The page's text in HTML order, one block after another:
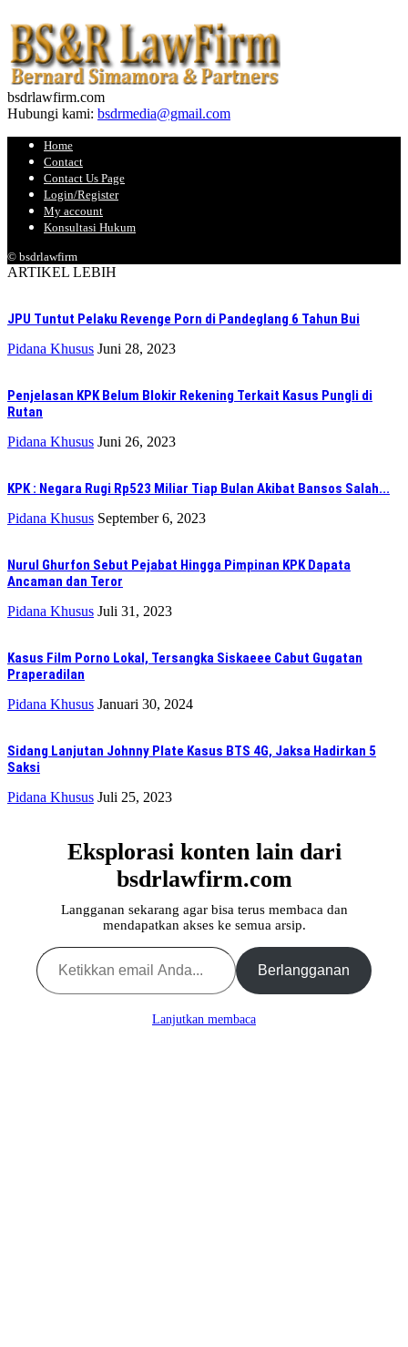
bsdrlawfirm.com
Hubungi kami: bsdrmedia@gmail.com
Home
Contact
Contact Us Page
Login/Register
My account
Konsultasi Hukum
© bsdrlawfirm
ARTIKEL LEBIH
JPU Tuntut Pelaku Revenge Porn di Pandeglang 6 Tahun Bui
Pidana Khusus Juni 28, 2023
Penjelasan KPK Belum Blokir Rekening Terkait Kasus Pungli di
Rutan
Pidana Khusus Juni 26, 2023
KPK : Negara Rugi Rp523 Miliar Tiap Bulan Akibat Bansos Salah...
Pidana Khusus September 6, 2023
Nurul Ghurfon Sebut Pejabat Hingga Pimpinan KPK Dapata
Ancaman dan Teror
Pidana Khusus Juli 31, 2023
Kasus Film Porno Lokal, Tersangka Siskaeee Cabut Gugatan
Praperadilan
Pidana Khusus Januari 30, 2024
Sidang Lanjutan Johnny Plate Kasus BTS 4G, Jaksa Hadirkan 5
Saksi
Pidana Khusus Juli 25, 2023
Eksplorasi konten lain dari
bsdrlawfirm.com
Langganan sekarang agar bisa terus membaca dan
mendapatkan akses ke semua arsip.
Ketikkan
email
Anda...
Berlangganan
Lanjutkan membaca